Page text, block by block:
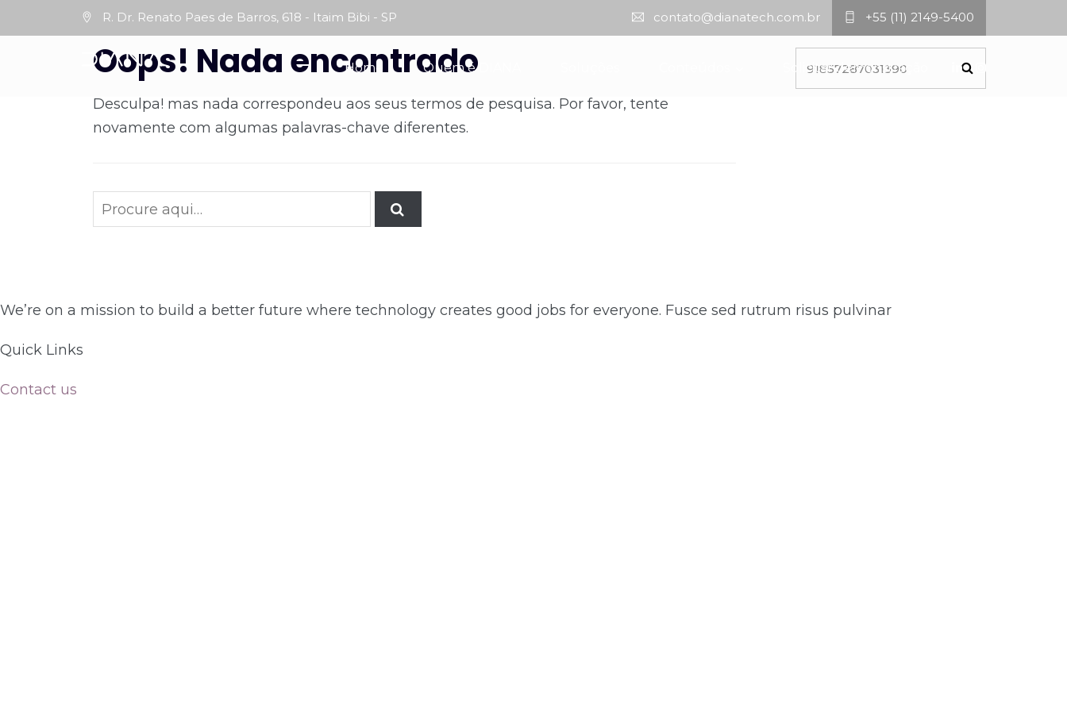
R. Dr. Renato Paes de Barros, 618 - Itaim Bibi - SP contato@dianatech.com.br +55 (11) 2149-5400
Home Quem é DIANA Solicitar demonstração
Oops! Nada encontrado
Desculpa! mas nada correspondeu aos seus termos de pesquisa. Por favor, tente
novamente com algumas palavras-chave diferentes.
We’re on a mission to build a better future where technology creates good jobs for everyone. Fusce sed rutrum risus pulvinar
Quick Links​
Contact us